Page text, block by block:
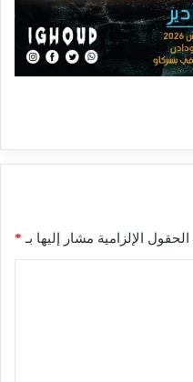
الحقول الإلزامية مشار إليها بـ *